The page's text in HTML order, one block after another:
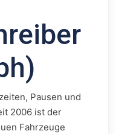
Pausen und
2006 ist der
Fahrzeuge